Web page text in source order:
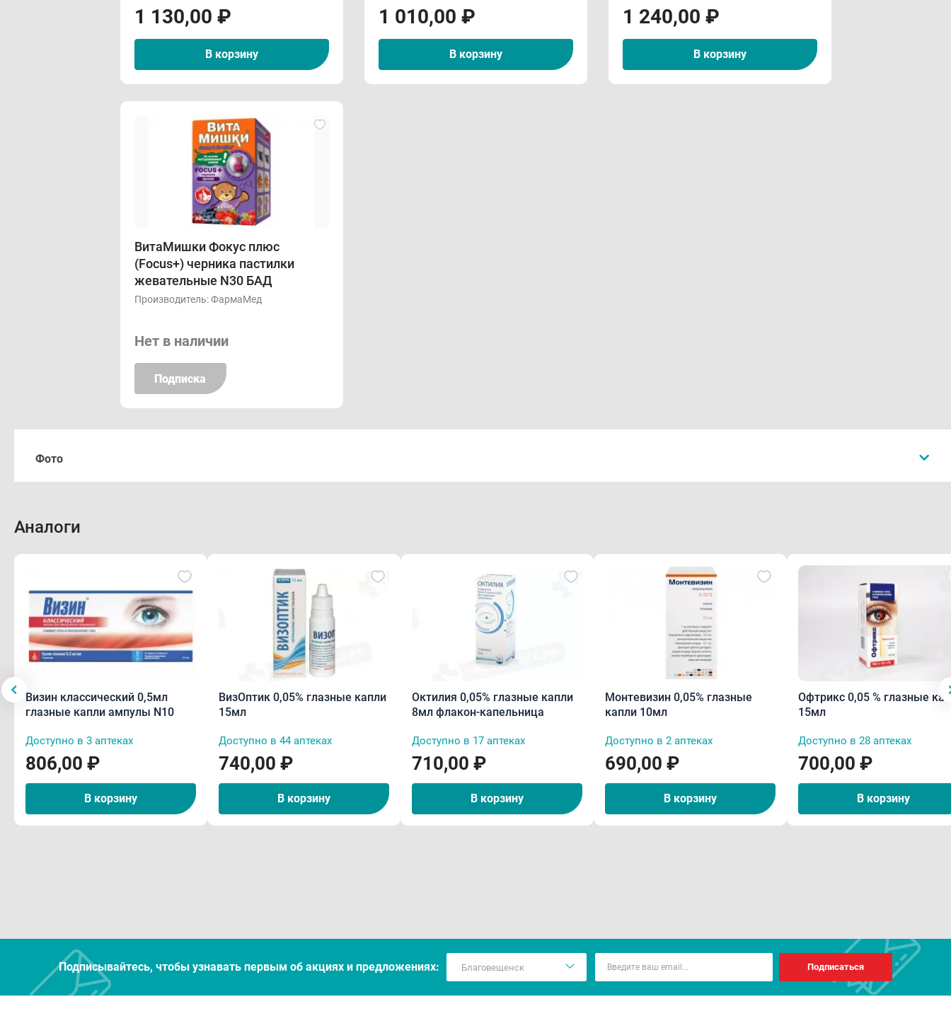
1 130,00 ₽
В корзину
1 010,00 ₽
В корзину
1 240,00 ₽
В корзину
ВитаМишки Фокус плюс
(Focus+) черника пастилки
жевательные N30 БАД
Производитель:ФармаМед
Нет в наличии
Подписка
Фото
Аналоги
Визин классический 0,5мл
глазные капли ампулы N10
Доступно в 3 аптеках
806,00 ₽
В корзину
ВизОптик 0,05% глазные капли
15мл
Доступно в 44 аптеках
740,00 ₽
В корзину
Октилия 0,05% глазные капли
8мл флакон-капельница
Доступно в 17 аптеках
710,00 ₽
В корзину
Монтевизин 0,05% глазные
капли 10мл
Доступно в 2 аптеках
690,00 ₽
В корзину
Офтрикс 0,05 % глазные
15мл
Доступно в 28 аптеках
700,00 ₽
В корзину
Подписывайтесь, чтобы узнавать первым об акцияx и предложениях: Подписаться